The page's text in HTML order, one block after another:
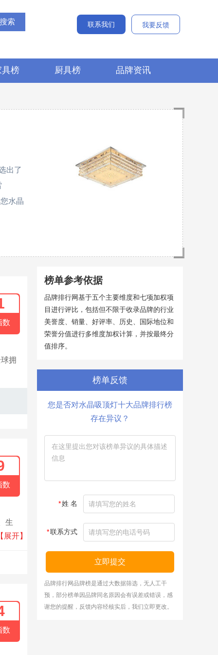
联系我们
我要反馈
具榜 厨具榜 品牌资讯
出了
水晶
数
拥
数
生
互联
【展开】
数
榜单参考依据
品牌排行网基于五个主要维度和七项加权项
目进行评比，包括但不限于收录品牌的行业
美誉度、销量、好评率、历史、国际地位和
荣誉分值进行多维度加权计算，并按最终分
值排序。
榜单反馈
您是否对水晶吸顶灯十大品牌排行榜
存在异议？
*姓 名
*联系方式
立即提交
品牌排行网品牌榜是通过大数据筛选，无人工干
预，部分榜单因品牌同名原因会有误差或错误，感
谢您的提醒，反馈内容经核实后，我们立即更改。